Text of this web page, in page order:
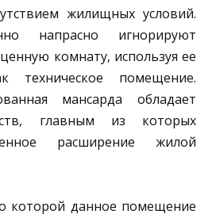
жилищных условий.
напрасно игнорируют
комнату, используя ее
техническое помещение.
мансарда обладает
главным из которых
расширение жилой
которой данное помещение